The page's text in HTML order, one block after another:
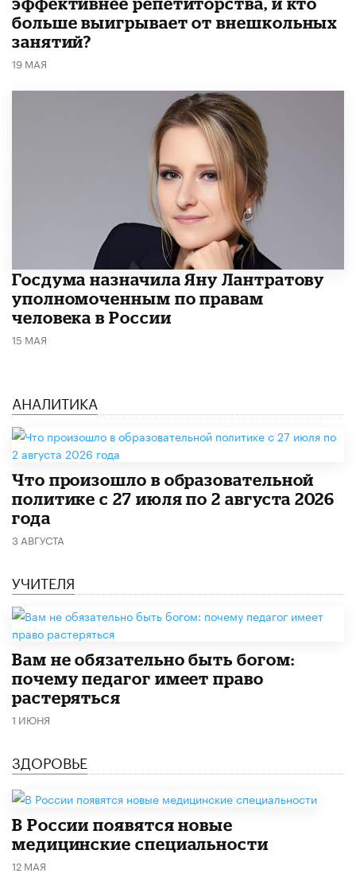
больше выигрывает от внешкольных
занятий?
19 МАЯ
Госдума назначила Яну Лантратову
уполномоченным по правам
человека в России
15 МАЯ
АНАЛИТИКА
​Что произошло в образовательной
политике с 27 июля по 2 августа 2026
года
3 АВГУСТА
УЧИТЕЛЯ
​Вам не обязательно быть богом:
почему педагог имеет право
растеряться
1 ИЮНЯ
ЗДОРОВЬЕ
В России появятся новые
медицинские специальности
12 МАЯ